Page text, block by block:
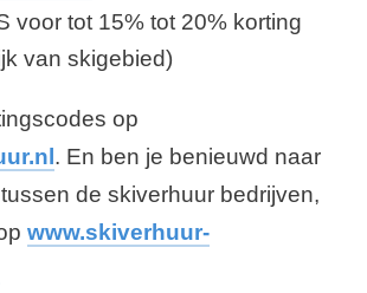
voor tot 15% tot 20% korting
van skigebied)
op
. En ben je benieuwd naar
de skiverhuur bedrijven,
www.skiverhuur-